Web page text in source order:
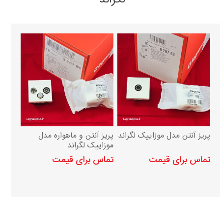
پریز آنتن مدل موزاییک لگراند
تماس برای قیمت
پریز آنتن و ماهواره مدل
موزاییک لگراند
تماس برای قیمت